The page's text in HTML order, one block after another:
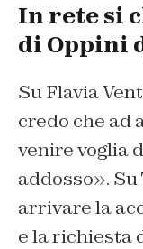
In rete si
di Oppini
Su Flavia
credo che ad
venire voglia
addosso».
arrivare la
e la richiesta